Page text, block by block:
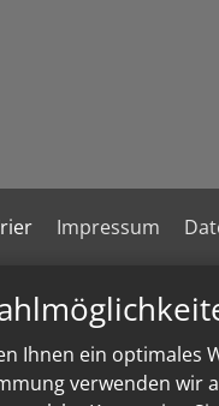
Ihnen ein optimales
verwenden wir
Impressum